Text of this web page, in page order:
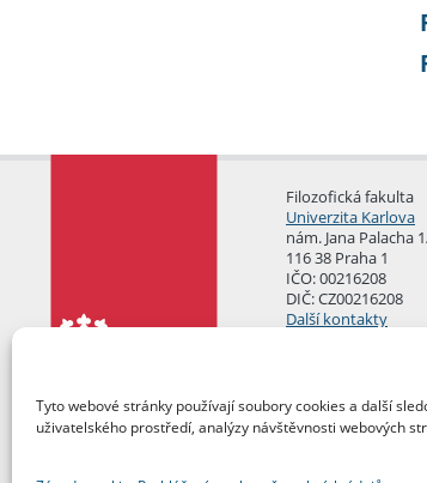
Tyto webové stránky používají soubory cookies a další
uživatelského prostředí, analýzy návštěvnosti webových
Filozofická fakulta
Univerzita Karlova
nám. Jana Palacha
116 38 Praha 1
IČO: 00216208
DIČ: CZ00216208
Další kontakty